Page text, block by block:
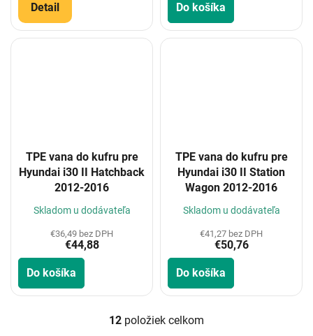
Detail Do košíka
TPE vana do kufru pre
Hyundai i30 II Hatchback
2012-2016
Skladom u dodávateľa
€36,49 bez DPH
€44,88
Do košíka
TPE vana do kufru pre
Hyundai i30 II Station
Wagon 2012-2016
Skladom u dodávateľa
€41,27 bez DPH
€50,76
Do košíka
O
12 položiek celkom